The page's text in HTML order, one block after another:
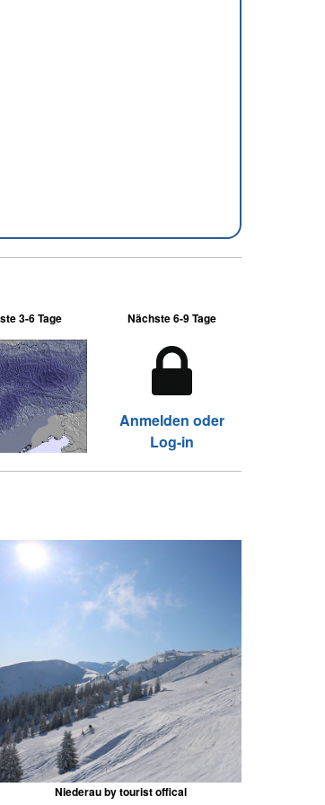
3-6 Tage Nächste 6-9 Tage
Anmelden oder
Log-in
Niederau by tourist offical